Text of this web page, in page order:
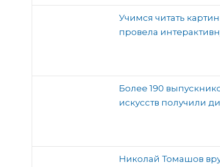
Учимся читать
провела
Более 190
искусств получили
Николай Томашов